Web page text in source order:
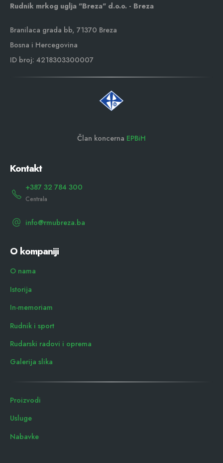
Rudnik mrkog uglja "Breza" d.o.o. - Breza
Branilaca grada bb, 71370 Breza
Bosna i Hercegovina
ID broj: 4218303300007
Član koncerna EPBiH
Kontakt
+387 32 784 300
Centrala
info@rmubreza.ba
O kompaniji
O nama
Istorija
In-memoriam
Rudnik i sport
Rudarski radovi i oprema
Galerija slika
Proizvodi
Usluge
Nabavke